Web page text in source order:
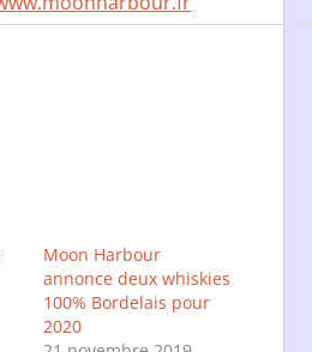
Moon Harbour
annonce deux whiskies
100% Bordelais pour
2020